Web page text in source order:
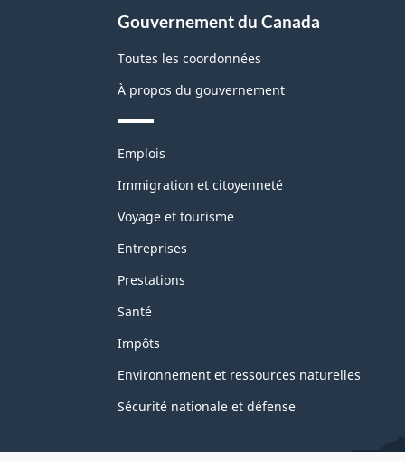
Gouvernement du Canada
Toutes les coordonnées
À propos du gouvernement
Thèmes
sujets
Emplois
Immigration et citoyenneté
Voyage et tourisme
Entreprises
Prestations
Santé
Impôts
Environnement et ressources naturelles
Sécurité nationale et défense